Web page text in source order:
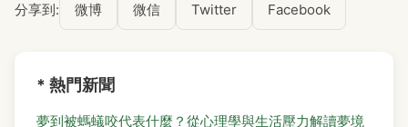
分享到: 微博 微信 Twitter Facebook
* 熱門新聞
夢到被螞蟻咬代表什麼？從心理學與生活壓力解讀夢境